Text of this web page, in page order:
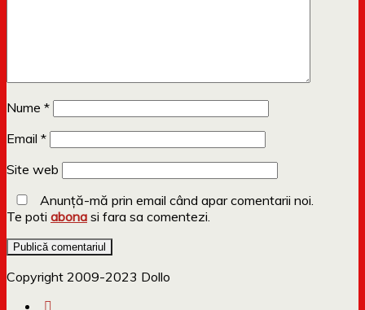
Nume *
Email *
Site web
Anunță-mă prin email când apar comentarii noi.
Te poti abona si fara sa comentezi.
Copyright 2009-2023 Dollo